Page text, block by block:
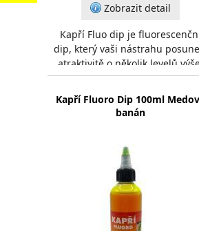
Zobrazit detail
Kapří Fluo dip je
dip, který vaši nástrahu
atraktivitě o několik levelů
Díky své konzistenci se
hodí k
Kapří Fluoro Dip 100ml
banán